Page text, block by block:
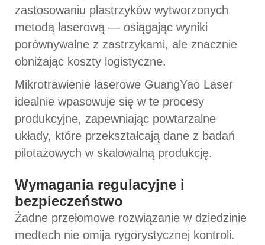
zastosowaniu plastrzyków wytworzonych
metodą laserową — osiągając wyniki
porównywalne z zastrzykami, ale znacznie
obniżając koszty logistyczne.
Mikrotrawienie laserowe GuangYao Laser
idealnie wpasowuje się w te procesy
produkcyjne, zapewniając powtarzalne
układy, które przekształcają dane z badań
pilotażowych w skalowalną produkcję.
Wymagania regulacyjne i
bezpieczeństwo
Żadne przełomowe rozwiązanie w dziedzinie
medtech nie omija rygorystycznej kontroli.